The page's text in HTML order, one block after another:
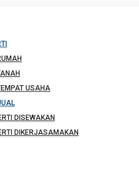
USAHA
DISEWAKAN
DIKERJASAMAKAN